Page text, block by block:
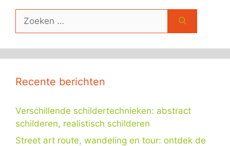
naar:
Recente berichten
Verschillende schildertechnieken: abstract
schilderen, realistisch schilderen
Street art route, wandeling en tour: ontdek de